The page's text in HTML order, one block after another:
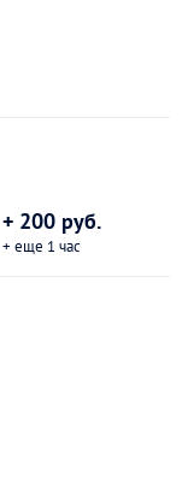
+ 200 руб.
+ еще 1 час